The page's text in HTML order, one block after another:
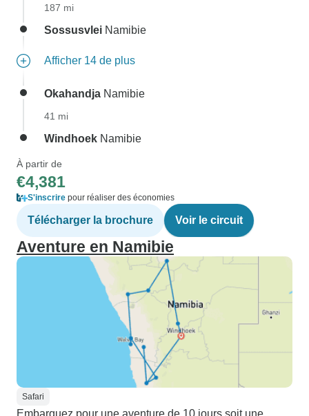
187 mi
Sossusvlei Namibie
Afficher 14 de plus
Okahandja Namibie
41 mi
Windhoek Namibie
À partir de
€4,381
S'inscrire pour réaliser des économies
Télécharger la brochure Voir le circuit
Aventure en Namibie
Safari
Embarquez pour une aventure de 10 jours soit une